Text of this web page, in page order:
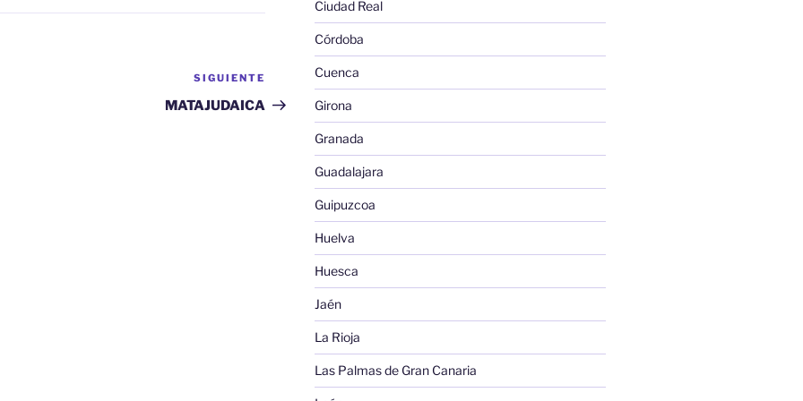
Siguiente
entrada
SIGUIENTE
MATAJUDAICA
Ciudad Real
Córdoba
Cuenca
Girona
Granada
Guadalajara
Guipuzcoa
Huelva
Huesca
Jaén
La Rioja
Las Palmas de Gran Canaria